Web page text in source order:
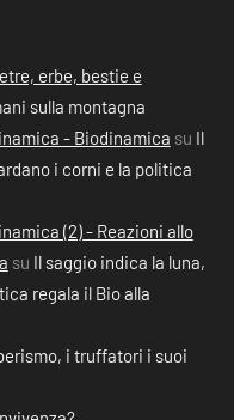
erbe, bestie e
sulla montagna
- Biodinamica su Il
i corni e la politica
(2) - Reazioni allo
su Il saggio indica la luna,
regala il Bio alla
i truffatori i suoi